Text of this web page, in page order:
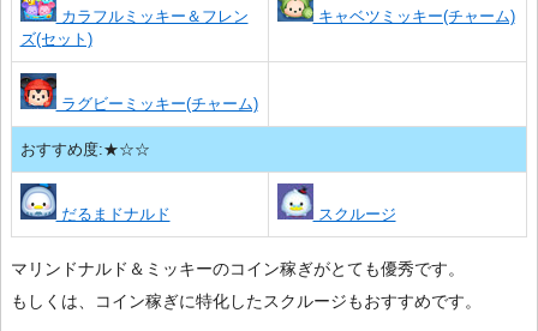
カラフルミッキー＆フレン
ズ(セット)
キャベツミッキー(チャーム)
ラグビーミッキー(チャーム)
おすすめ度:★☆☆
だるまドナルド スクルージ
マリンドナルド＆ミッキーのコイン稼ぎがとても優秀です。
もしくは、コイン稼ぎに特化したスクルージもおすすめです。